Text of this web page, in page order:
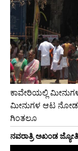
ಕಾವೇರಿಯಲ್ಲಿ
ಮೀನುಗಳ ಆಟ
ಗಿಂತಲೂ
ನವರಾತ್ರಿ ಅಖಂಡ